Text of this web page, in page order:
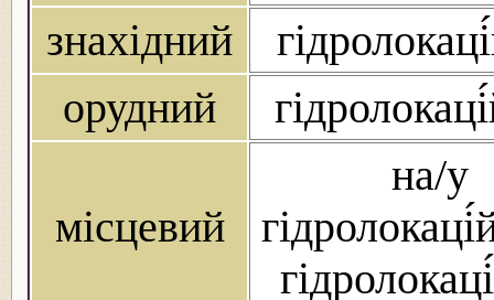
знахідний
орудний
місцевий
на/у